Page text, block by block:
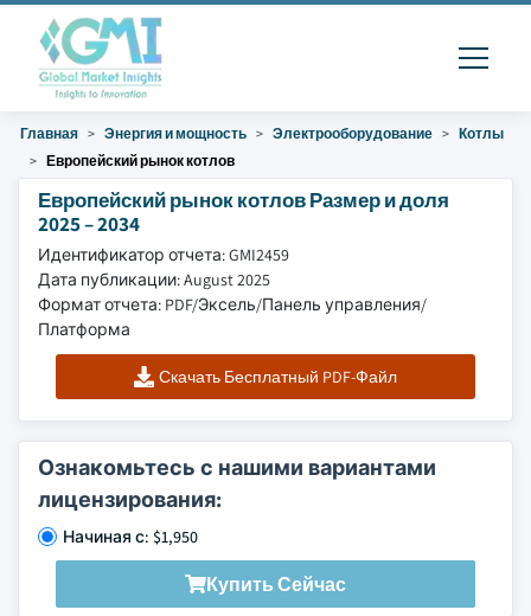
Главная Энергия и мощность Электрооборудование
Котлы
Европейский рынок котлов
Европейский рынок котлов Размер и доля
2025 – 2034
Идентификатор отчета: GMI2459
Дата публикации: August 2025
Формат отчета: PDF/Эксель/Панель управления/
Платформа
Скачать Бесплатный PDF-Файл
Ознакомьтесь с нашими вариантами
лицензирования:
Начиная с: $1,950
Купить Сейчас